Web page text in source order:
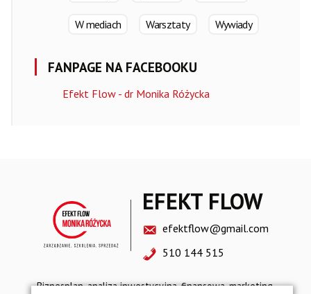
W mediach Warsztaty Wywiady
FANPAGE NA FACEBOOKU
Efekt Flow - dr Monika Różycka
EFEKT FLOW
efektflow@gmail.com
510 144 515
Biznesplan, analiza inwestycyjna, finansowa, marketing,